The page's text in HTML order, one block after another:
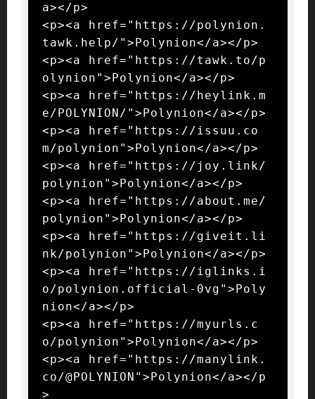
a></p>
<p><a href="https://polynion.
tawk.help/">Polynion</a></p>
<p><a href="https://tawk.to/p
olynion">Polynion</a></p>
<p><a href="https://heylink.m
e/POLYNION/">Polynion</a></p>
<p><a href="https://issuu.co
m/polynion">Polynion</a></p>
<p><a href="https://joy.link/
polynion">Polynion</a></p>
<p><a href="https://about.me/
polynion">Polynion</a></p>
<p><a href="https://giveit.li
nk/polynion">Polynion</a></p>
<p><a href="https://iglinks.i
o/polynion.official-0vg">Poly
nion</a></p>
<p><a href="https://myurls.c
o/polynion">Polynion</a></p>
<p><a href="https://manylink.
co/@POLYNION">Polynion</a></p
>